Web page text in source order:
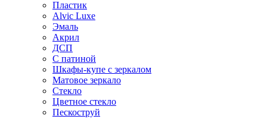
Пластик
Alvic Luxe
Эмаль
Акрил
ДСП
С патиной
Шкафы-купе с зеркалом
Матовое зеркало
Стекло
Цветное стекло
Пескоструй